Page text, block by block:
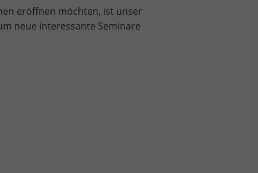
eröffnen möchten, ist unser
neue interessante Seminare